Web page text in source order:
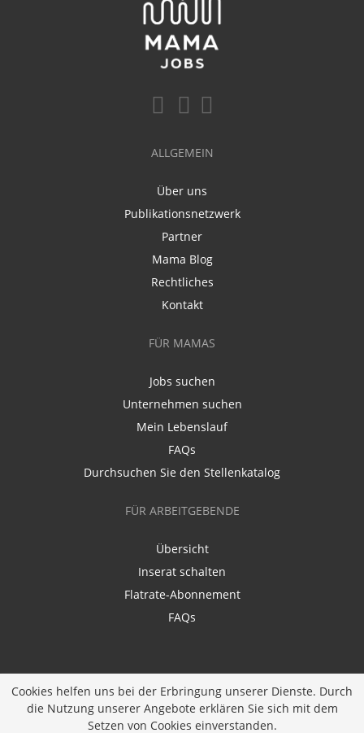
ALLGEMEIN
Über uns
Publikationsnetzwerk
Partner
Mama Blog
Rechtliches
Kontakt
FÜR MAMAS
Jobs suchen
Unternehmen suchen
Mein Lebenslauf
FAQs
Durchsuchen Sie den Stellenkatalog
FÜR ARBEITGEBENDE
Übersicht
Inserat schalten
Flatrate-Abonnement
FAQs
Ein Unternehmen derDiversity Job Group GmbH
Cookies helfen uns bei der Erbringung unserer Dienste. Durch
die Nutzung unserer Angebote erklären Sie sich mit dem
Setzen von Cookies einverstanden.